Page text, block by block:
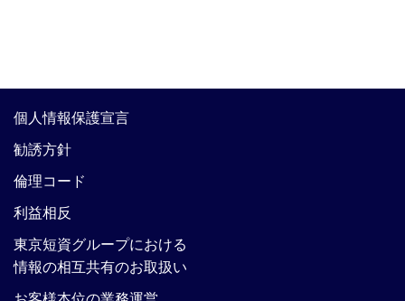
個人情報保護宣言
勧誘方針
倫理コード
利益相反
東京短資グループにおける
情報の相互共有のお取扱い